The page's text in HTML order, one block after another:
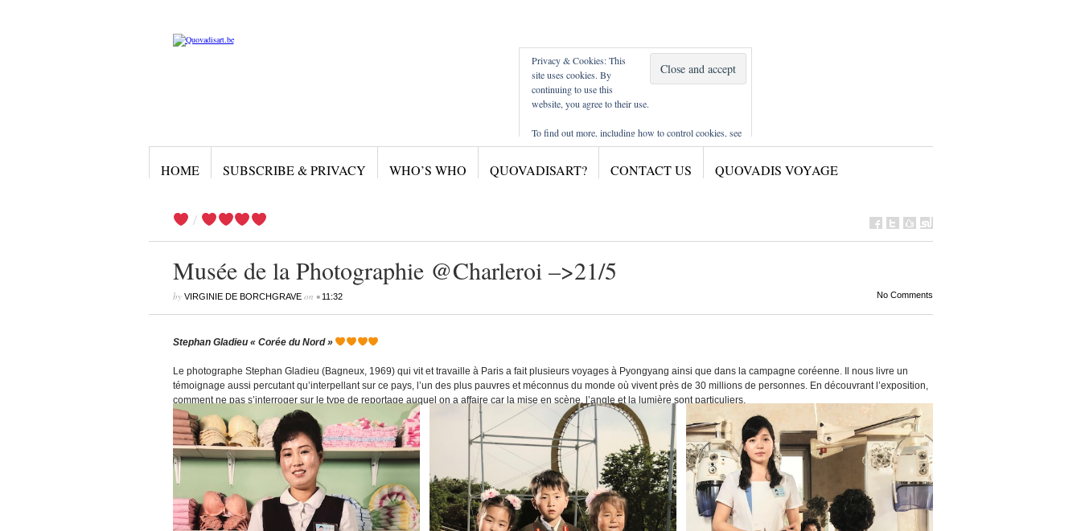
Privacy & Cookies: This
site uses cookies. By
continuing to use this
website, you agree to their use.
To find out more, including how to control cookies, see
here:Cookie Policy
sites musea / musées
SMAK
PHOTOGRAPHIE CHARLEROI
HOME SUBSCRIBE & PRIVACY WHO’S WHO QUOVADISART? CONTACT US QUOVADIS VOYAGE
/
Musée de la Photographie @Charleroi –>21/5
by VIRGINIE DE BORCHGRAVEon • 11:32 No Comments
Stephan Gladieu « Corée du Nord »
Le photographe Stephan Gladieu (Bagneux, 1969) qui vit et travaille à Paris a fait plusieurs voyages à Pyongyang ainsi que dans la campagne coréenne. Il nous livre un
témoignage aussi percutant qu’interpellant sur ce pays, l’un des plus pauvres et méconnus du monde où vivent près de 30 millions de personnes. En découvrant l’exposition,
comment ne pas s’interroger sur le type de reportage auquel on a affaire car la mise en scène, l’angle et la lumière sont particuliers.